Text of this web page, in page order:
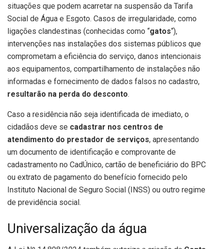
situações que podem acarretar na suspensão da Tarifa
Social de Água e Esgoto. Casos de irregularidade, como
ligações clandestinas (conhecidas como “gatos“),
intervenções nas instalações dos sistemas públicos que
comprometam a eficiência do serviço, danos intencionais
aos equipamentos, compartilhamento de instalações não
informadas e fornecimento de dados falsos no cadastro,
resultarão na perda do desconto.
Caso a residência não seja identificada de imediato, o
cidadãos deve se cadastrar nos centros de
atendimento do prestador de serviços, apresentando
um documento de identificação e comprovante de
cadastramento no CadÚnico, cartão de beneficiário do BPC
ou extrato de pagamento do benefício fornecido pelo
Instituto Nacional de Seguro Social (INSS) ou outro regime
de previdência social.
Universalização da água